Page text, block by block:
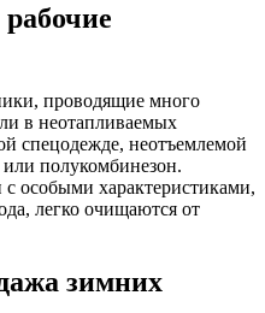
проводящие много
в неотапливаемых
спецодежде, неотъемлемой
полукомбинезон.
особыми характеристиками,
легко очищаются от
зимних